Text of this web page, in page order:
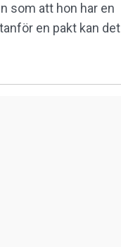
som att hon har en
en pakt kan det